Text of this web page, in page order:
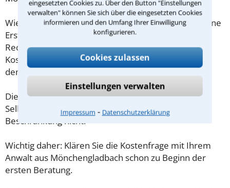
eingesetzten Cookies zu. Über den Button "Einstellungen
verwalten" können Sie sich über die eingesetzten Cookies
informieren und den Umfang Ihrer Einwilligung
konfigurieren.
Cookies zulassen
Einstellungen verwalten
Impressum ⁃ Datenschutzerklärung
Wieviel ein Rechtsanwalt in Mönchengladbach für eine
Erstberatung verlangen darf, ist in §34 des
Rechtsanwaltsvergütungsgesetz (RVG) geregelt. Die
Kosten für das erste Beratungsgespräch betragen
demnach maximal 190,00 € zzgl. MwSt.
Diese Regelung gilt jedoch nur für Verbraucher. Für
Selbstständige oder Freiberufler gilt diese
Beschränkung nicht.
Wichtig daher: Klären Sie die Kostenfrage mit Ihrem
Anwalt aus Mönchengladbach schon zu Beginn der
ersten Beratung.